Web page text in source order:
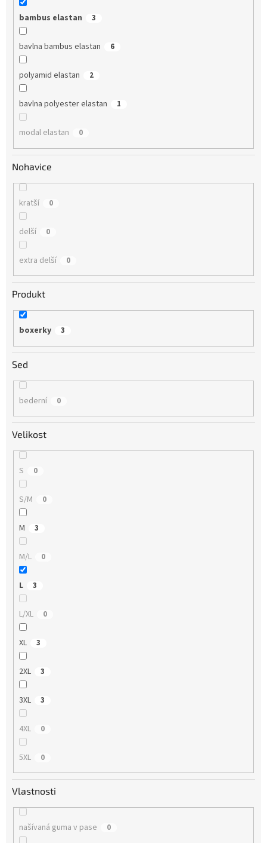
bambus elastan 3
bavlna bambus elastan 6
polyamid elastan 2
bavlna polyester elastan 1
modal elastan 0
Nohavice
kratší 0
delší 0
extra delší 0
Produkt
boxerky 3
Sed
bederní 0
Velikost
S 0
S/M 0
M 3
M/L 0
L 3
L/XL 0
XL 3
2XL 3
3XL 3
4XL 0
5XL 0
Vlastnosti
našívaná guma v pase 0